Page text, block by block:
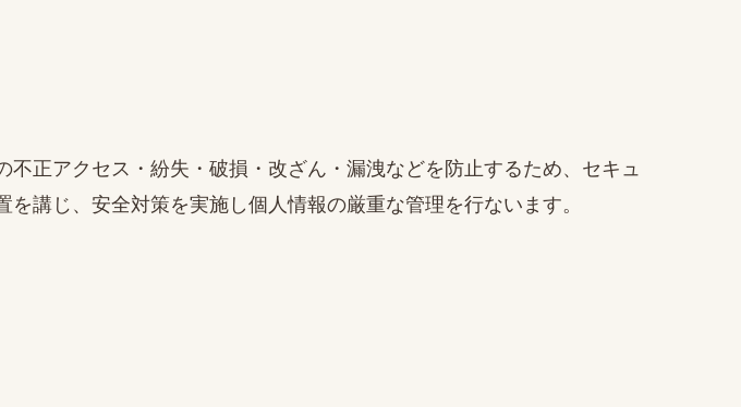
正アクセス・紛失・破損・改ざん・漏洩などを防止するため、セキュ
講じ、安全対策を実施し個人情報の厳重な管理を行ないます。